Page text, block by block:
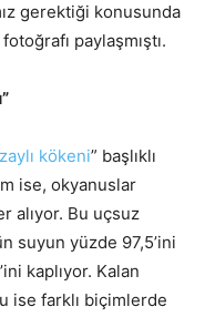
gerektiği konusunda
paylaşmıştı.
kökeni” başlıklı
ise, okyanuslar
alıyor. Bu uçsuz
suyun yüzde 97,5’ini
kaplıyor. Kalan
ise farklı biçimlerde